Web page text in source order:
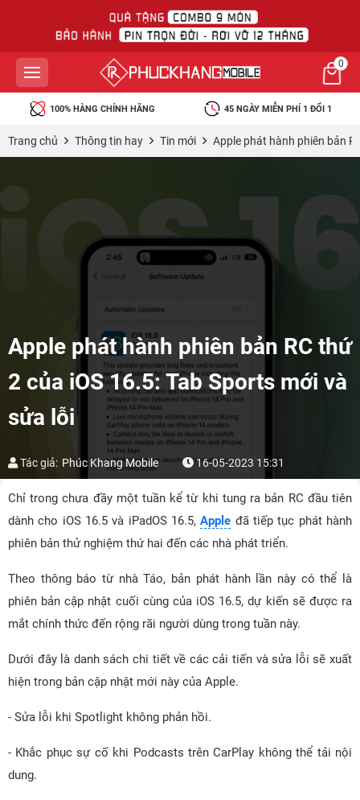
0
100% HÀNG CHÍNH HÃNG 45 NGÀY MIỄN PHÍ 1 ĐỔI 1
Trang chủ Thông tin hay Tin mới Apple phát hành phiên bản
Apple phát hành phiên bản RC thứ
2 của iOS 16.5: Tab Sports mới và
sửa lỗi
Tác giả: Phúc Khang Mobile 16-05-2023 15:31
Chỉ trong chưa đầy một tuần kể từ khi tung ra bản RC đầu tiên
dành cho iOS 16.5 và iPadOS 16.5,Apple đã tiếp tục phát hành
phiên bản thử nghiệm thứ hai đến các nhà phát triển.
Theo thông báo từ nhà Táo, bản phát hành lần này có thể là
phiên bản cập nhật cuối cùng của iOS 16.5, dự kiến sẽ được ra
mắt chính thức đến rộng rãi người dùng trong tuần này.
Dưới đây là danh sách chi tiết về các cải tiến và sửa lỗi sẽ xuất
hiện trong bản cập nhật mới này của Apple.
- Sửa lỗi khi Spotlight không phản hồi.
- Khắc phục sự cố khi Podcasts trên CarPlay không thể tải nội
dung.